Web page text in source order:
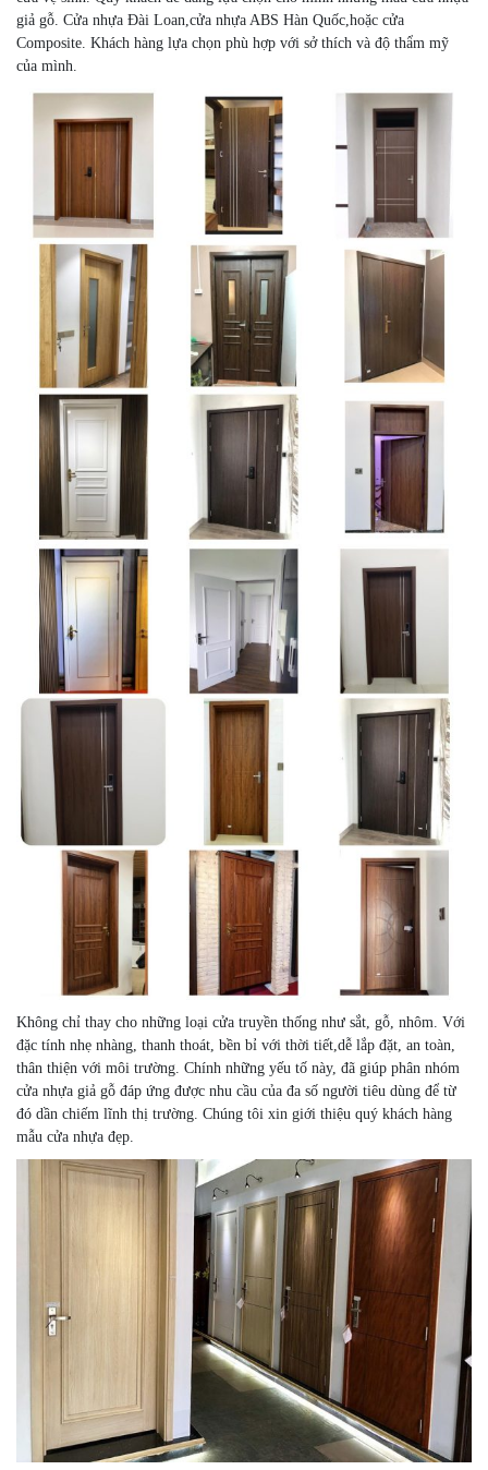
giả gỗ. Cửa nhựa Đài Loan,cửa nhựa ABS Hàn Quốc,hoặc cửa
Composite. Khách hàng lựa chọn phù hợp với sở thích và độ thẩm mỹ
của mình.
Không chỉ thay cho những loại cửa truyền thống như sắt, gỗ, nhôm. Với
đặc tính nhẹ nhàng, thanh thoát, bền bỉ với thời tiết,dễ lắp đặt, an toàn,
thân thiện với môi trường. Chính những yếu tố này, đã giúp phân nhóm
cửa nhựa giả gỗ đáp ứng được nhu cầu của đa số người tiêu dùng để từ
đó dần chiếm lĩnh thị trường. Chúng tôi xin giới thiệu quý khách hàng
mẫu cửa nhựa đẹp.